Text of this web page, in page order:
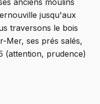
anciens moulins
jusqu'aux
traversons le bois
Mer, ses prés salés,
(attention, prudence)